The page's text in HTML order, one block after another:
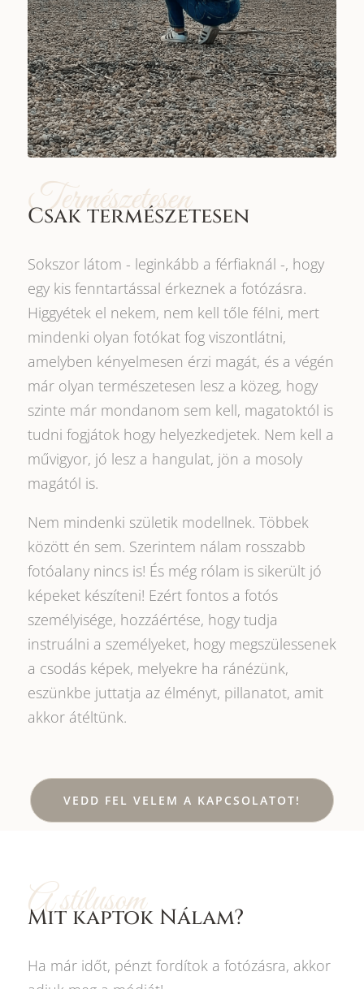
Természetesen
Csak természetesen
Sokszor látom - leginkább a férfiaknál -, hogy
egy kis fenntartással érkeznek a fotózásra.
Higgyétek el nekem, nem kell tőle félni, mert
mindenki olyan fotókat fog viszontlátni,
amelyben kényelmesen érzi magát, és a végén
már olyan természetesen lesz a közeg, hogy
szinte már mondanom sem kell, magatoktól is
tudni fogjátok hogy helyezkedjetek. Nem kell a
művigyor, jó lesz a hangulat, jön a mosoly
magától is.
Nem mindenki születik modellnek. Többek
között én sem. Szerintem nálam rosszabb
fotóalany nincs is! És még rólam is sikerült jó
képeket készíteni! Ezért fontos a fotós
személyisége, hozzáértése, hogy tudja
instruálni a személyeket, hogy megszülessenek
a csodás képek, melyekre ha ránézünk,
eszünkbe juttatja az élményt, pillanatot, amit
akkor átéltünk.
VEDD FEL VELEM A KAPCSOLATOT!
A stílusom
Mit kaptok Nálam?
Ha már időt, pénzt fordítok a fotózásra, akkor